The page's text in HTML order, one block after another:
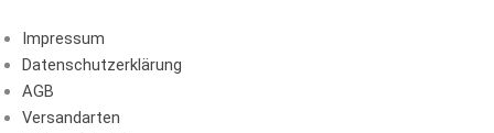
Impressum
Datenschutzerklärung
AGB
Versandarten